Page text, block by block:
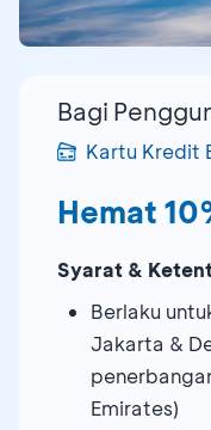
Bagi
Kartu Kredit
Hemat
Syarat &
Berlaku
Jakarta &
Emirates)